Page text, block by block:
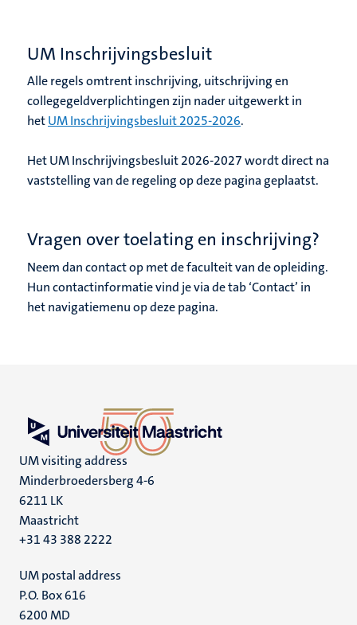
UM Inschrijvingsbesluit
Alle regels omtrent inschrijving, uitschrijving en
collegegeldverplichtingen zijn nader uitgewerkt in
hetUM Inschrijvingsbesluit 2025-2026.
Het UM Inschrijvingsbesluit 2026-2027 wordt direct na
vaststelling van de regeling op deze pagina geplaatst.
Vragen over toelating en inschrijving?
Neem dan contact op met de faculteit van de opleiding.
Hun contactinformatie vind je via de tab ‘Contact’ in
het navigatiemenu op deze pagina.
UM visiting address
Minderbroedersberg 4-6
6211 LK
Maastricht
+31 43 388 2222
UM postal address
P.O. Box 616
6200 MD